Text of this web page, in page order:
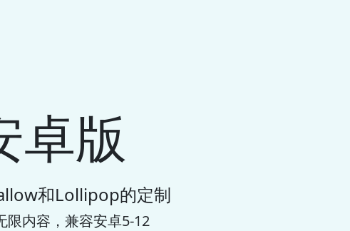
卓版
和Lollipop的定制
限内容，兼容安卓5-12